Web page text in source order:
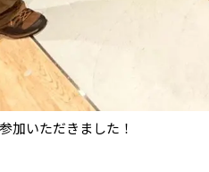
加いただきました！